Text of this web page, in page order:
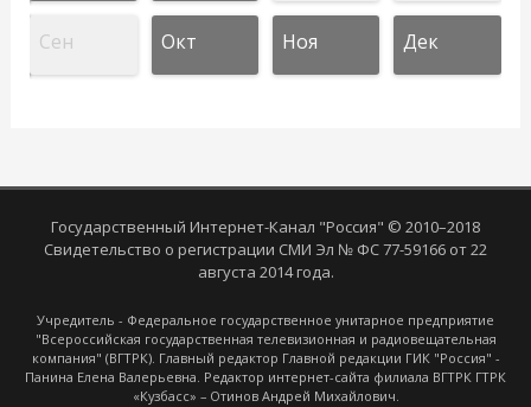
Сен Окт Ноя Дек
Государственный Интернет-Канал "Россия" © 2010–2018
Свидетельство о регистрации СМИ Эл № ФС 77-59166 от 22
августа 2014 года.
Учредитель - Федеральное государственное унитарное предприятие
"Всероссийская государственная телевизионная и радиовещательная
компания" (ВГТРК). Главный редактор Главной редакции ГИК "Россия" -
Панина Елена Валерьевна. Редактор интернет-сайта филиала ВГТРК ГТРК
«Кузбасс» – Отинов Андрей Михайлович.